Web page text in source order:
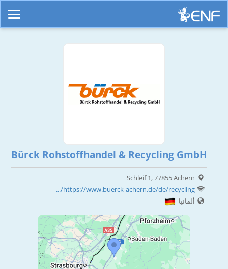
Bürck Rohstoffhandel & Recycling GmbH
Schleif 1, 77855 Achern
https://www.buerck-achern.de/de/recycling/...
ألمانيا